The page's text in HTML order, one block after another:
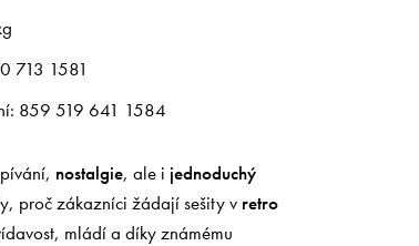
713 1581
859 519 641 1584
nostalgie, ale i jednoduchý
proč zákazníci žádají sešity v retro
mládí a díky známému